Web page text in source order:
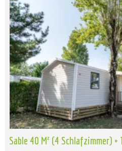
Sable 40 M² (4 Schlafzimmer) +